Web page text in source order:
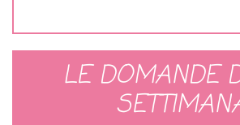
LE DOMANDE